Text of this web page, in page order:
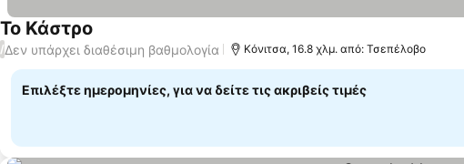
Το Κάστρο
/Δεν υπάρχει διαθέσιμη βαθμολογία Κόνιτσα, 16.8 χλμ. από: Τσεπέλοβο
Επιλέξτε ημερομηνίες, για να δείτε τις ακριβείς τιμές